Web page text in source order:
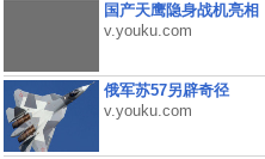
国产天鹰隐身战机亮相
v.youku.com
俄军苏57另辟奇径
v.youku.com